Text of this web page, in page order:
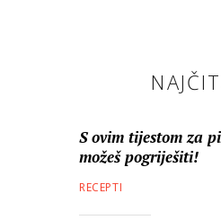
S ovim tijestom za
možeš pogriješiti!
RECEPTI